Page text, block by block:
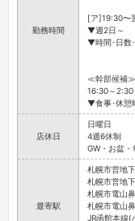
勤務時間
[ア]19:30〜
▼週2日～
▼時間･日数
≪幹部候補≫
16:30～2:30
▼食事･休憩
店休日
日曜日
4週6休制
GW・お盆・
最寄駅
札幌市営地
札幌市営地
札幌市電山
札幌市電山
JR函館本線(